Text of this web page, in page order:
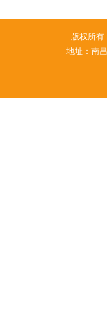
版权所有
地址：南